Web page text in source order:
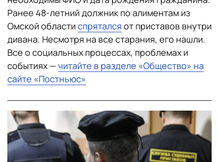
Ранее 48-летний должник по алиментам из
Омской области спрятался от приставов внутри
дивана. Несмотря на все старания, его нашли.
Все о социальных процессах, проблемах и
событиях — читайте в разделе «Общество» на
сайте «Постньюс»